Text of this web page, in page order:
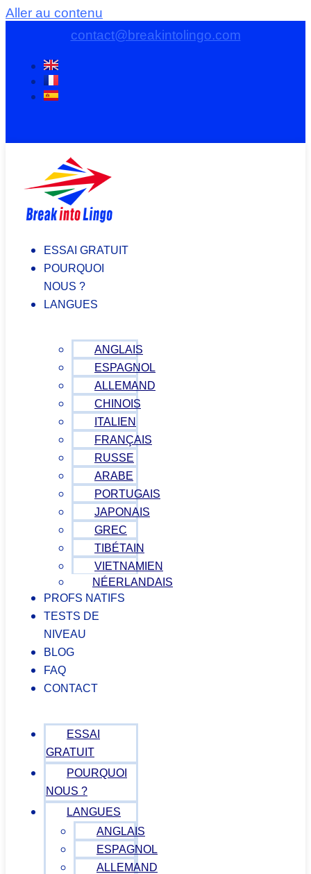
Aller au contenu
contact@breakintolingo.com
ESSAI GRATUIT
POURQUOI
NOUS ?
LANGUES
ANGLAIS
ESPAGNOL
ALLEMAND
CHINOIS
ITALIEN
FRANÇAIS
RUSSE
ARABE
PORTUGAIS
JAPONAIS
GREC
TIBÉTAIN
VIETNAMIEN
NÉERLANDAIS
PROFS NATIFS
TESTS DE
NIVEAU
BLOG
FAQ
CONTACT
ESSAI
GRATUIT
POURQUOI
NOUS ?
LANGUES
ANGLAIS
ESPAGNOL
ALLEMAND